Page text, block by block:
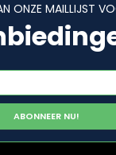
ONZE MAILLIJST